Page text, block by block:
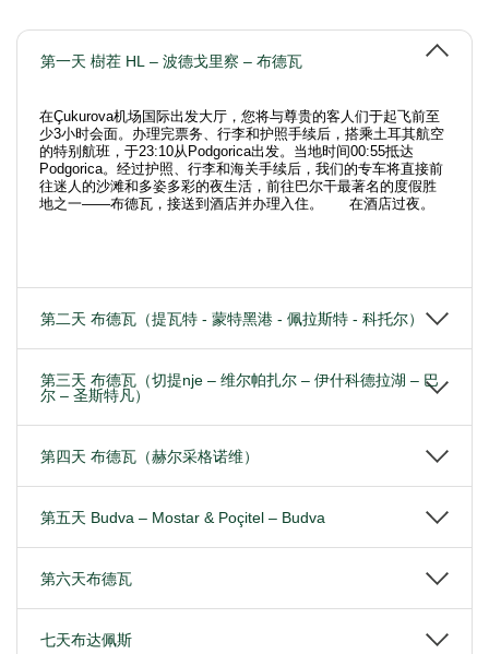
第一天 樹茬 HL – 波德戈里察 – 布德瓦
在Çukurova机场国际出发大厅，您将与尊贵的客人们于起飞前至
少3小时会面。办理完票务、行李和护照手续后，搭乘土耳其航空
的特别航班，于23:10从Podgorica出发。当地时间00:55抵达
Podgorica。经过护照、行李和海关手续后，我们的专车将直接前
往迷人的沙滩和多姿多彩的夜生活，前往巴尔干最著名的度假胜
地之一——布德瓦，接送到酒店并办理入住。 在酒店过夜。
第二天 布德瓦（提瓦特 - 蒙特黑港 - 佩拉斯特 - 科托尔）
第三天 布德瓦（切提nje – 维尔帕扎尔 – 伊什科德拉湖 – 巴
尔 – 圣斯特凡）
第四天 布德瓦（赫尔采格诺维）
第五天 Budva – Mostar & Poçitel – Budva
第六天布德瓦
七天布达佩斯